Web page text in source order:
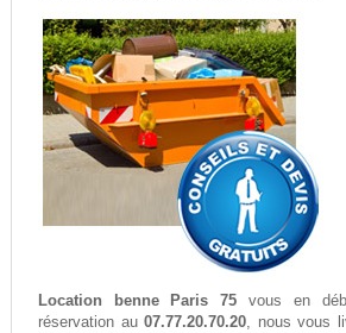
Location benne Paris 75 vous en
réservation au07.77.20.70.20, nous vous